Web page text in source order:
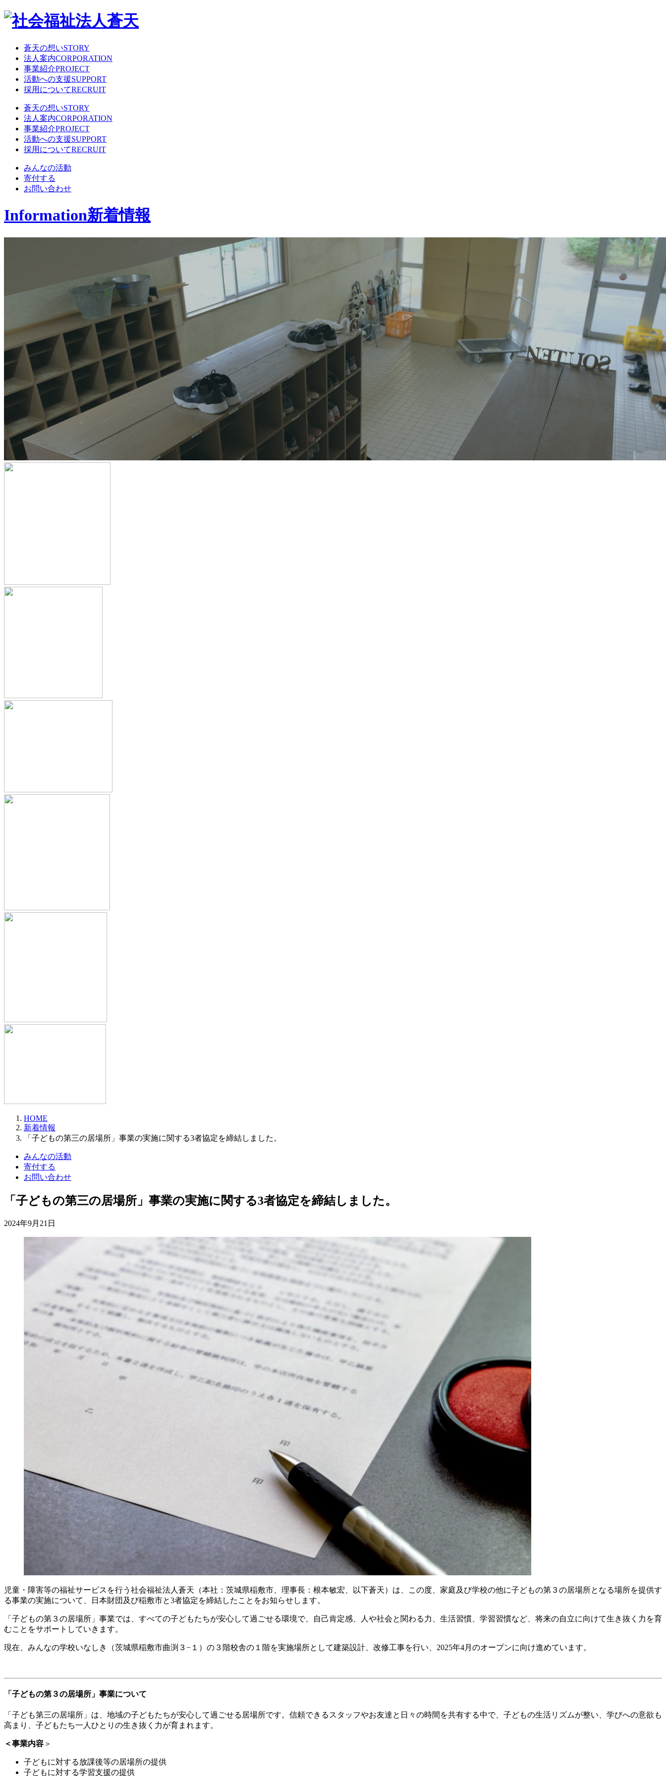
蒼天の想いSTORY
法人案内CORPORATION
事業紹介PROJECT
活動への支援SUPPORT
採用についてRECRUIT
蒼天の想いSTORY
法人案内CORPORATION
事業紹介PROJECT
活動への支援SUPPORT
採用についてRECRUIT
みんなの活動
寄付する
お問い合わせ
Information新着情報
HOME
新着情報
「子どもの第三の居場所」事業の実施に関する3者協定を締結しました。
みんなの活動
寄付する
お問い合わせ
「子どもの第三の居場所」事業の実施に関する3者協定を締結しました。
2024年9月21日
児童・障害等の福祉サービスを行う社会福祉法人蒼天（本社：茨城県稲敷市、理事長：根本敏宏、以下蒼天）は、この度、家庭及び学校の他に子どもの第３の居場所となる場所を提供す
る事業の実施について、日本財団及び稲敷市と3者協定を締結したことをお知らせします。
「子どもの第３の居場所」事業では、すべての子どもたちが安心して過ごせる環境で、自己肯定感、人や社会と関わる力、生活習慣、学習習慣など、将来の自立に向けて生き抜く力を育
むことをサポートしていきます。
現在、みんなの学校いなしき（茨城県稲敷市曲渕３−１）の３階校舎の１階を実施場所として建築設計、改修工事を行い、2025年4月のオープンに向け進めています。
「子どもの第３の居場所」事業について
「子ども第三の居場所」は、地域の子どもたちが安心して過ごせる居場所です。信頼できるスタッフやお友達と日々の時間を共有する中で、子どもの生活リズムが整い、学びへの意欲も
高まり、子どもたち一人ひとりの生き抜く力が育まれます。
＜事業内容 ＞
子どもに対する放課後等の居場所の提供
子どもに対する学習支援の提供